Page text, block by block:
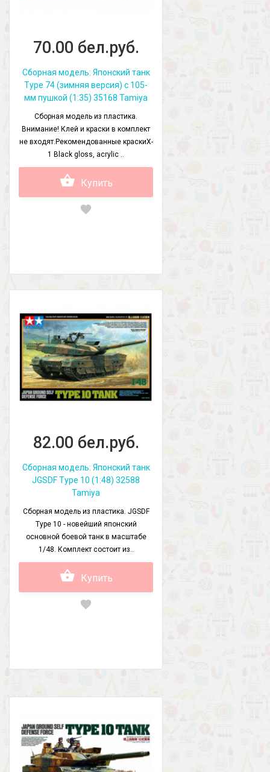
70.00 бел.руб.
Сборная модель: Японский танк
Type 74 (зимняя версия) c 105-
мм пушкой (1:35) 35168 Tamiya
Сборная модель из пластика.
Внимание! Клей и краски в комплект
не входят.Рекомендованные краскиX-
1 Black gloss, acrylic ..
Купить
82.00 бел.руб.
Сборная модель: Японский танк
JGSDF Type 10 (1:48) 32588
Tamiya
Сборная модель из пластика. JGSDF
Type 10 - новейший японский
основной боевой танк в масштабе
1/48. Комплект состоит из..
Купить